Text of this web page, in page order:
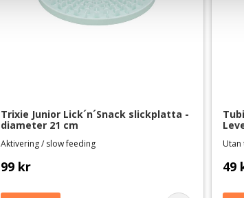
Trixie Junior Lick´n´Snack slickplatta -
diameter 21 cm
Aktivering / slow feeding
99 kr
Utan
49